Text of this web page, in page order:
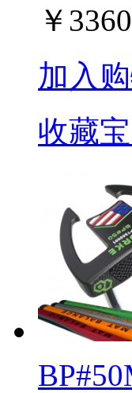
￥ 3360
加入
收藏